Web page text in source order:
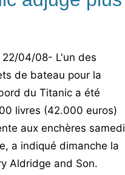
22/04/08- L'un des
de bateau pour la
du Titanic a été
livres (42.000 euros)
aux enchères samedi
a indiqué dimanche la
Aldridge and Son.